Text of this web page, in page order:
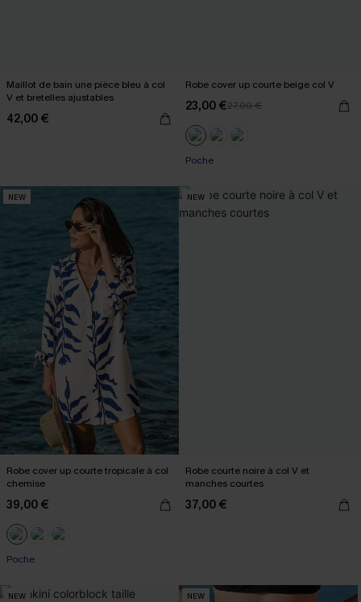
Maillot de bain une pièce bleu à col
V et bretelles ajustables
42,00 €
Robe cover up courte beige col V
23,00 €27,00 €
Poche
NEW
Robe cover up courte tropicale à col
chemise
39,00 €
Poche
NEW
Robe courte noire à col V et
manches courtes
37,00 €
NEW NEW